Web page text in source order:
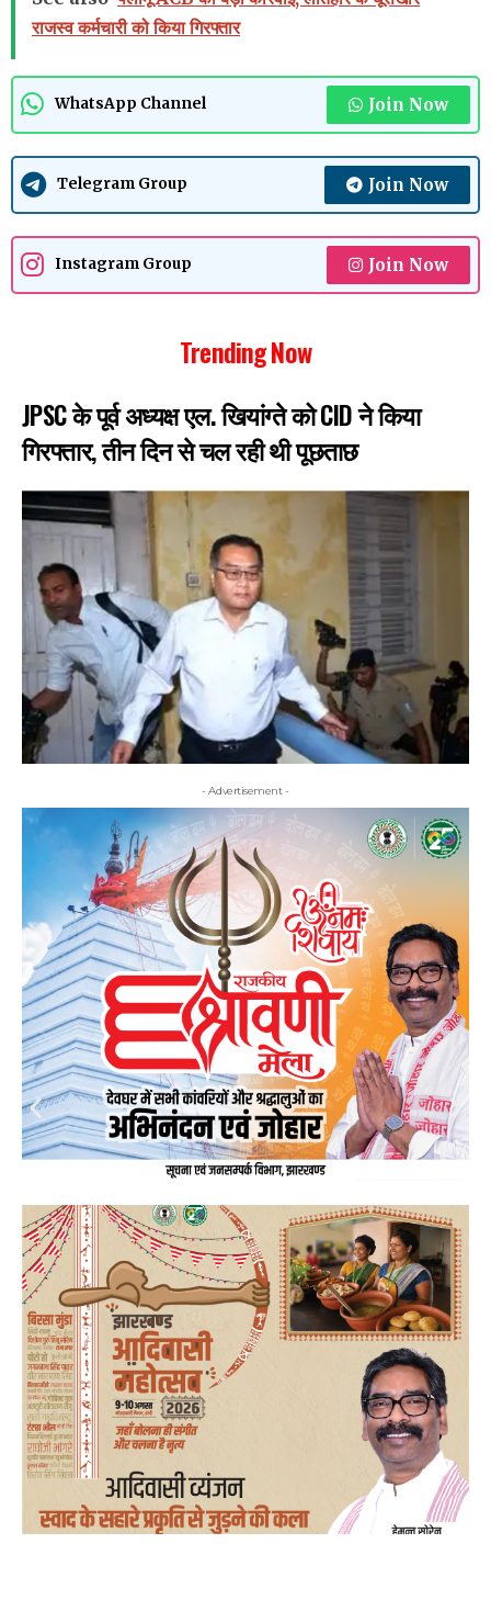
राजस्व कर्मचारी को किया गिरफ्तार
WhatsApp Channel Join Now
Telegram Group Join Now
Instagram Group Join Now
Trending Now
JPSC के पूर्व अध्यक्ष एल. खियांग्ते को CID ने किया
गिरफ्तार, तीन दिन से चल रही थी पूछताछ
- Advertisement -